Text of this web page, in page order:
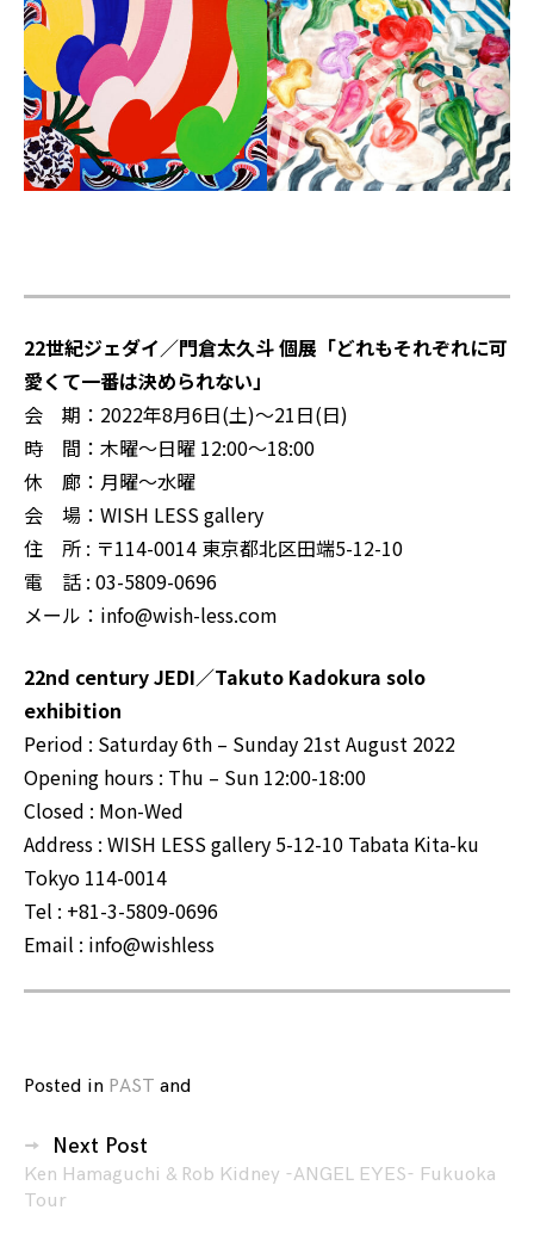
22世紀ジェダイ／門倉太久斗 個展「どれもそれぞれに可
愛くて一番は決められない」
会 期：2022年8月6日(土)～21日(日)
時 間：木曜～日曜 12:00～18:00
休 廊：月曜～水曜
会 場：WISH LESS gallery
住 所 : 〒114-0014 東京都北区田端5-12-10
電 話 : 03-5809-0696
メール：info@wish-less.com
22nd century JEDI／Takuto Kadokura solo
exhibition
Period : Saturday 6th – Sunday 21st August 2022
Opening hours : Thu – Sun 12:00-18:00
Closed : Mon-Wed
Address : WISH LESS gallery 5-12-10 Tabata Kita-ku
Tokyo 114-0014
Tel : +81-3-5809-0696
Email : info@wishless
Posted in PAST and
Jedi,
投
稿
ナ
Next Post
Ken Hamaguchi & Rob Kidney -ANGEL EYES- Fukuoka
Tour